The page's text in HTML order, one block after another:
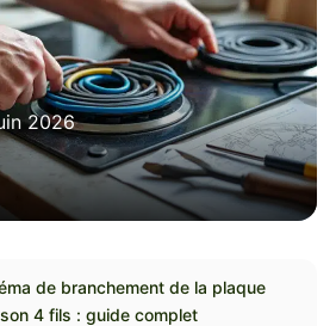
2026
de branchement de la plaque
4 fils : guide complet